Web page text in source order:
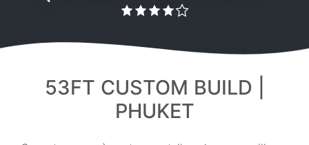
53FT CUSTOM BUILD |
PHUKET